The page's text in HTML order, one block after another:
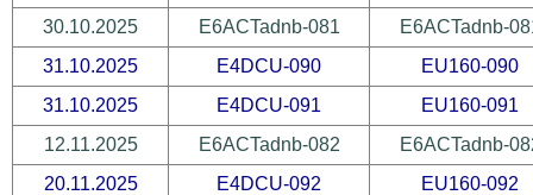
30.10.2025
E6ACTadnb-081
E6ACTadnb-
31.10.2025
E4DCU-090
EU160-090
31.10.2025
E4DCU-091
EU160-091
12.11.2025
E6ACTadnb-082
E6ACTadnb-
20.11.2025
E4DCU-092
EU160-092